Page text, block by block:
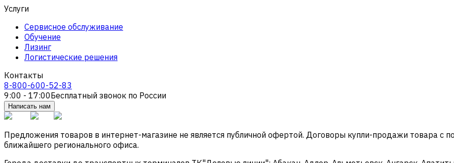
Услуги
Сервисное обслуживание
Обучение
Лизинг
Логистические решения
Контакты
8-800-600-52-83
9:00 - 17:00Бесплатный звонок по России
Написать нам
Предложения товаров в интернет-магазине не является публичной офертой. Договоры купли-продажи товара
ближайшего регионального офиса.